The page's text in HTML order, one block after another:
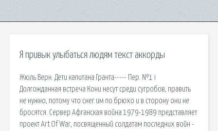
Я привык улыбаться людям текст аккорды
Жюль Верн. Дети капитана Гранта----- Пер. №1 i
Долгожданная встреча Кони несут среди сугробов, править
не нужно, потому что снег им по брюхо и в сторону они не
бросятся. Сервер Афганская война 1979-1989 представляет
проект Art Of War, посвященный солдатам последних войн -